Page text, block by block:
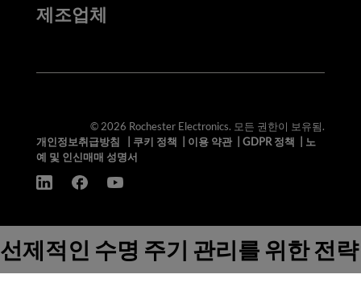
제조업체
© 2026 Rochester Electronics. 모든 권한이 보유됨.
개인정보취급방침
쿠키 정책 이용 약관| GDPR 정책
노
예 및 인신매매 성명서
선제적인 수명 주기 관리를 위한 전략